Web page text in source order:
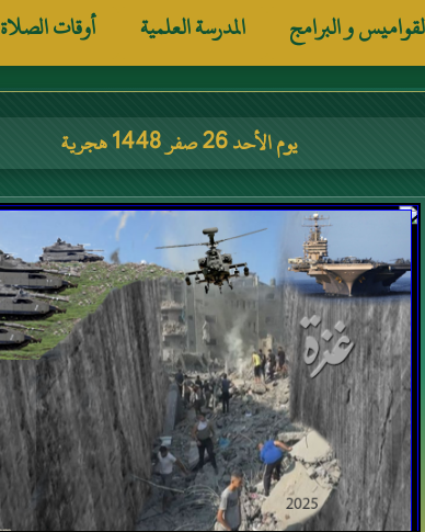
و البرامج المدرسة العلمية أوقات الصلاة
يوم الأحد 26 صفر 1448 هجرية